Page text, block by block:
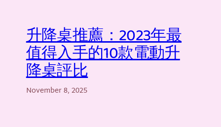
升降桌推薦：2023年最
值得入手的10款電動升
降桌評比
November 8, 2025